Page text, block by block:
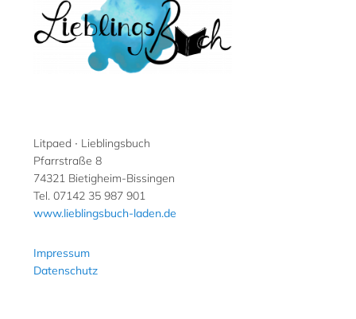
Litpaed ∙ Lieblingsbuch
Pfarrstraße 8
74321 Bietigheim-Bissingen
Tel. 07142 35 987 901
www.lieblingsbuch-laden.de
Impressum
Datenschutz